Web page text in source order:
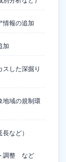
情報の追加
加
した深掘り
地域の規制環
など）
調整 など